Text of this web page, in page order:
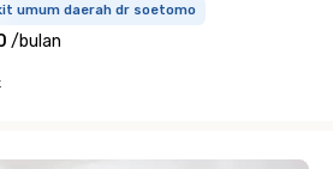
umum daerah dr soetomo
/bulan